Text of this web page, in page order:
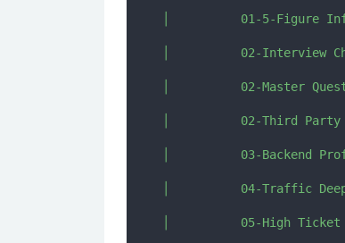
│          01-5-Figure Info
│          02-Interview
│          02-Master
│          02-Third Party
│          03-Backend
│          04-Traffic Deep
│          05-High Ticket